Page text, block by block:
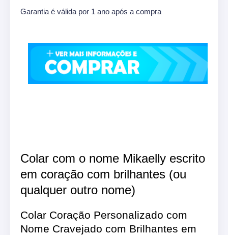
Garantia é válida por 1 ano após a compra
Colar com o nome Mikaelly escrito
em coração com brilhantes (ou
qualquer outro nome)
Colar Coração Personalizado com
Nome Cravejado com Brilhantes em